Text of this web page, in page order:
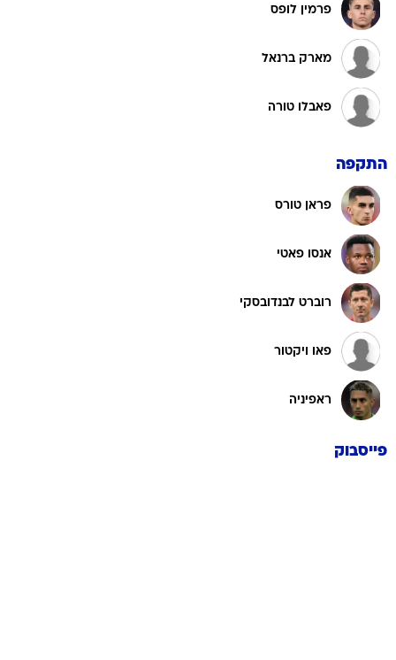
פרמין לופס
מארק ברנאל
פאבלו טורה
התקפה
פראן טורס
אנסו פאטי
רוברט לבנדובסקי
פאו ויקטור
ראפיניה
פייסבוק